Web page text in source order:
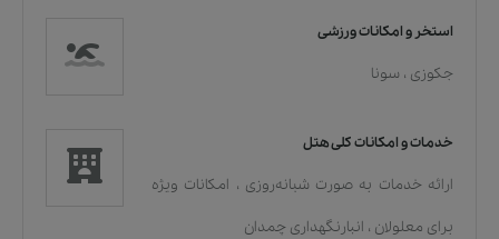
استخر و امکانات ورزشی
جکوزی ، سونا
خدمات و امکانات کلی هتل
ارائه خدمات به صورت شبانه‌روزی ، امکانات ویژه
برای معلولان ، انبارنگهداری چمدان